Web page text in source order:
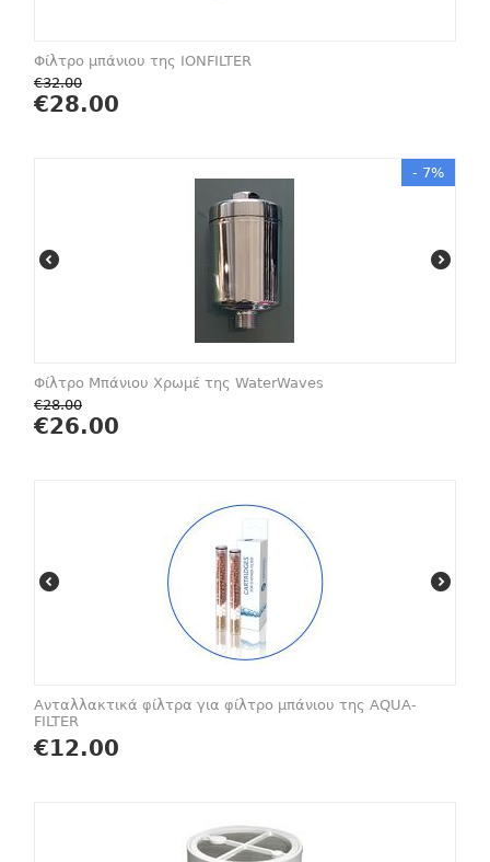
Φίλτρο μπάνιου της IONFILTER
€32.00
€28.00
- 7%
Φίλτρο Μπάνιου Χρωμέ της WaterWaves
€28.00
€26.00
Ανταλλακτικά φίλτρα για φίλτρο μπάνιου της AQUA-
FILTER
€12.00